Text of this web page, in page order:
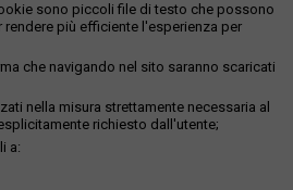
sono piccoli file di testo che possono
più efficiente l'esperienza per
che navigando nel sito saranno scaricati
nella misura strettamente necessaria al
richiesto dall'utente;
a: